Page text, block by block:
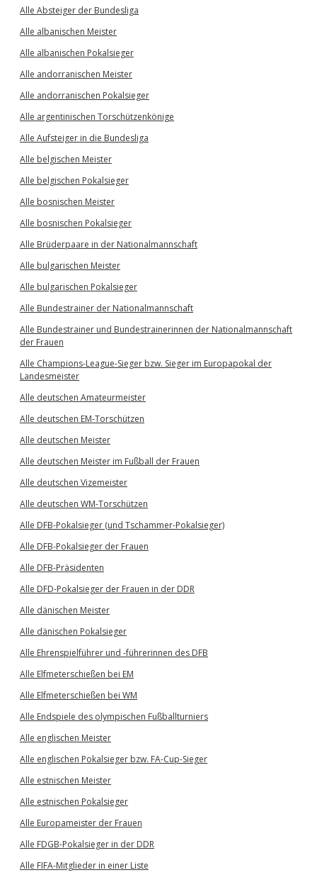
Alle Absteiger der Bundesliga
Alle albanischen Meister
Alle albanischen Pokalsieger
Alle andorranischen Meister
Alle andorranischen Pokalsieger
Alle argentinischen Torschützenkönige
Alle Aufsteiger in die Bundesliga
Alle belgischen Meister
Alle belgischen Pokalsieger
Alle bosnischen Meister
Alle bosnischen Pokalsieger
Alle Brüderpaare in der Nationalmannschaft
Alle bulgarischen Meister
Alle bulgarischen Pokalsieger
Alle Bundestrainer der Nationalmannschaft
Alle Bundestrainer und Bundestrainerinnen der Nationalmannschaft
der Frauen
Alle Champions-League-Sieger bzw. Sieger im Europapokal der
Landesmeister
Alle deutschen Amateurmeister
Alle deutschen EM-Torschützen
Alle deutschen Meister
Alle deutschen Meister im Fußball der Frauen
Alle deutschen Vizemeister
Alle deutschen WM-Torschützen
Alle DFB-Pokalsieger (und Tschammer-Pokalsieger)
Alle DFB-Pokalsieger der Frauen
Alle DFB-Präsidenten
Alle DFD-Pokalsieger der Frauen in der DDR
Alle dänischen Meister
Alle dänischen Pokalsieger
Alle Ehrenspielführer und -führerinnen des DFB
Alle Elfmeterschießen bei EM
Alle Elfmeterschießen bei WM
Alle Endspiele des olympischen Fußballturniers
Alle englischen Meister
Alle englischen Pokalsieger bzw. FA-Cup-Sieger
Alle estnischen Meister
Alle estnischen Pokalsieger
Alle Europameister der Frauen
Alle FDGB-Pokalsieger in der DDR
Alle FIFA-Mitglieder in einer Liste